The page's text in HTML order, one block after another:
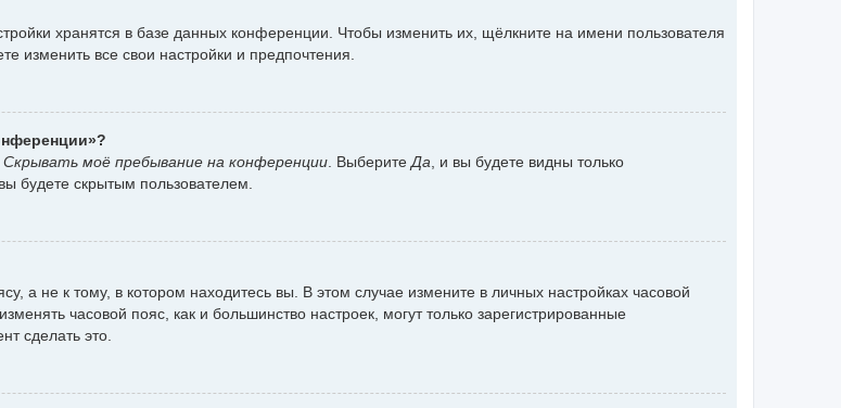
хранятся в базе данных конференции. Чтобы изменить их, щёлкните на имени пользователя
изменить все свои настройки и предпочтения.
Скрывать моё пребывание на конференции . Выберите Да , и вы будете видны только
будете скрытым пользователем.
а не к тому, в котором находитесь вы. В этом случае измените в личных настройках часовой
часовой пояс, как и большинство настроек, могут только зарегистрированные
сделать это.